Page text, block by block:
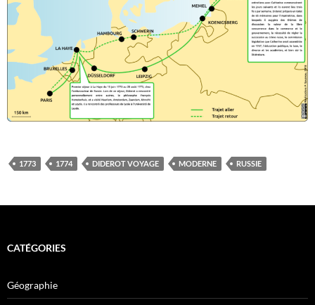
1773 1774 DIDEROT VOYAGE MODERNE RUSSIE
CATÉGORIES
Géographie